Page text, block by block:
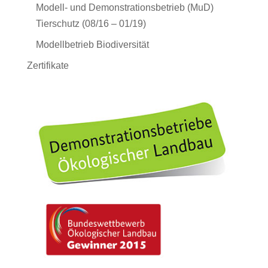
Modell- und Demonstrationsbetrieb (MuD)
Tierschutz (08/16 – 01/19)
Modellbetrieb Biodiversität
Zertifikate